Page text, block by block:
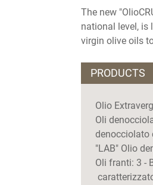
The new
national level, is
virgin olive oils
PRODUCTS
Olio
Oli
denocciolato
"LAB" Olio
Oli franti: 3 -